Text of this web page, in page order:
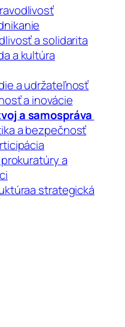
a solidarita
a kultúra
a udržateľnosť
a inovácie
a samospráva
a bezpečnosť
prokuratúry a
strategická